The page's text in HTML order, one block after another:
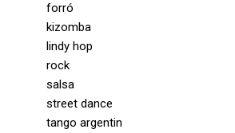
forró
kizomba
lindy hop
rock
salsa
street dance
tango argentin